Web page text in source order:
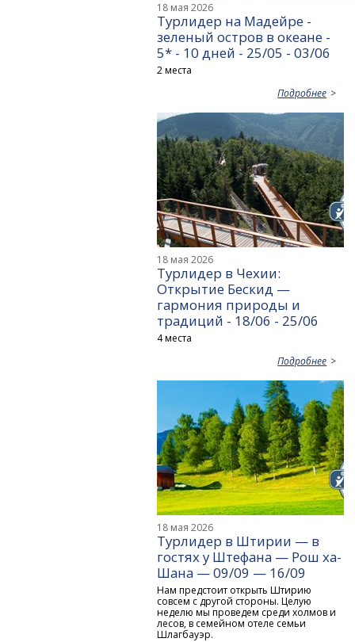
18 мая 2026
Турлидер на Мадейре -
зеленый остров в океане -
5* - 10 дней - 25/05 - 03/06
2 места
Подробнее
18 мая 2026
Турлидер в Чехии:
Открытие Бескид —
гармония природы и
традиций - 18/06 - 25/06
4 места
Подробнее
18 мая 2026
Турлидер в Штирии — в
гостях у Штефана — Рош ха-
Шана — 09/09 — 16/09
Нам предстоит открыть Штирию
совсем с другой стороны. Целую
неделю мы проведем среди холмов и
лесов, в семейном отеле семьи
Шлагбауэр.